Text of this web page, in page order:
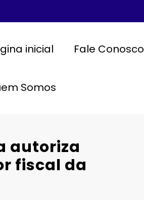
inicial Fale Conosco
Somos
autoriza
fiscal da